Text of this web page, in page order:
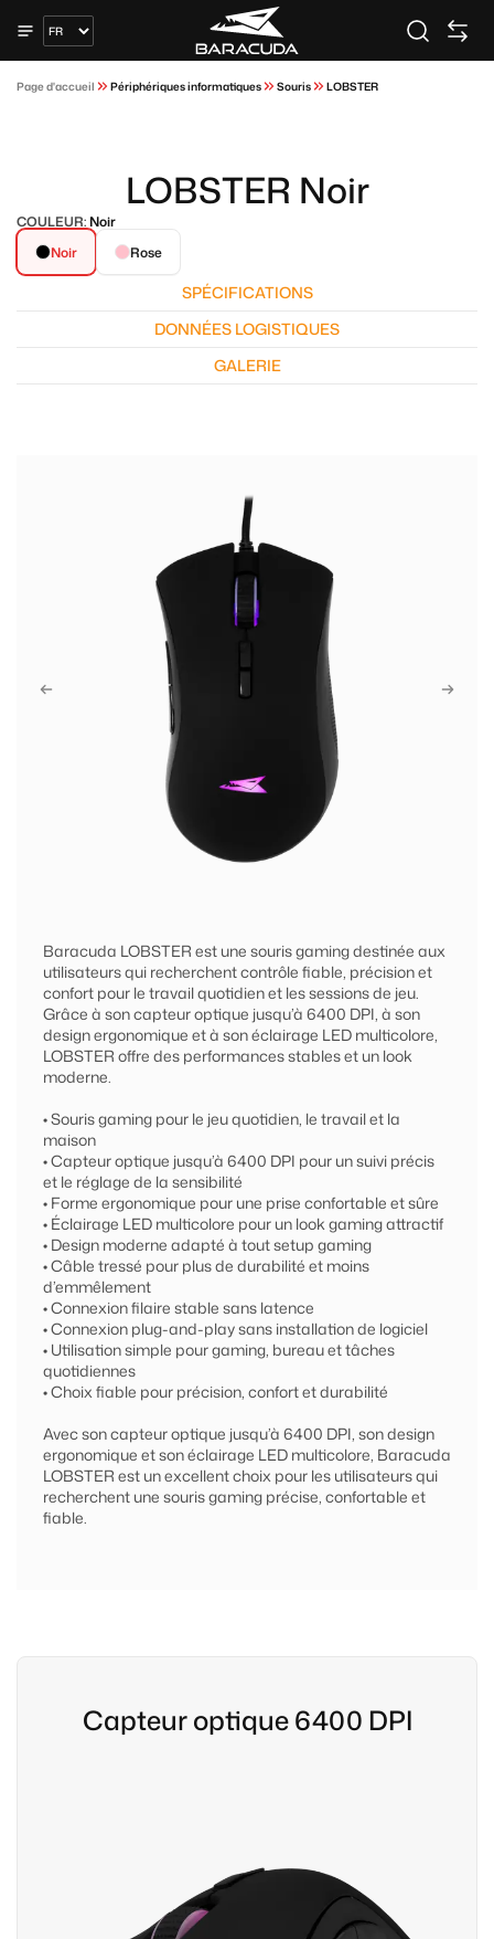
Page d'accueil Périphériques informatiques Souris LOBSTER
LOBSTER Noir
COULEUR:Noir
Noir
Rose
SPÉCIFICATIONS
DONNÉES LOGISTIQUES
GALERIE
Baracuda LOBSTER est une souris gaming destinée aux
utilisateurs qui recherchent contrôle fiable, précision et
confort pour le travail quotidien et les sessions de jeu.
Grâce à son capteur optique jusqu’à 6400 DPI, à son
design ergonomique et à son éclairage LED multicolore,
LOBSTER offre des performances stables et un look
moderne.
• Souris gaming pour le jeu quotidien, le travail et la
maison
• Capteur optique jusqu’à 6400 DPI pour un suivi précis
et le réglage de la sensibilité
• Forme ergonomique pour une prise confortable et sûre
• Éclairage LED multicolore pour un look gaming attractif
• Design moderne adapté à tout setup gaming
• Câble tressé pour plus de durabilité et moins
d’emmêlement
• Connexion filaire stable sans latence
• Connexion plug-and-play sans installation de logiciel
• Utilisation simple pour gaming, bureau et tâches
quotidiennes
• Choix fiable pour précision, confort et durabilité
Avec son capteur optique jusqu’à 6400 DPI, son design
ergonomique et son éclairage LED multicolore, Baracuda
LOBSTER est un excellent choix pour les utilisateurs qui
recherchent une souris gaming précise, confortable et
fiable.
Capteur optique 6400 DPI